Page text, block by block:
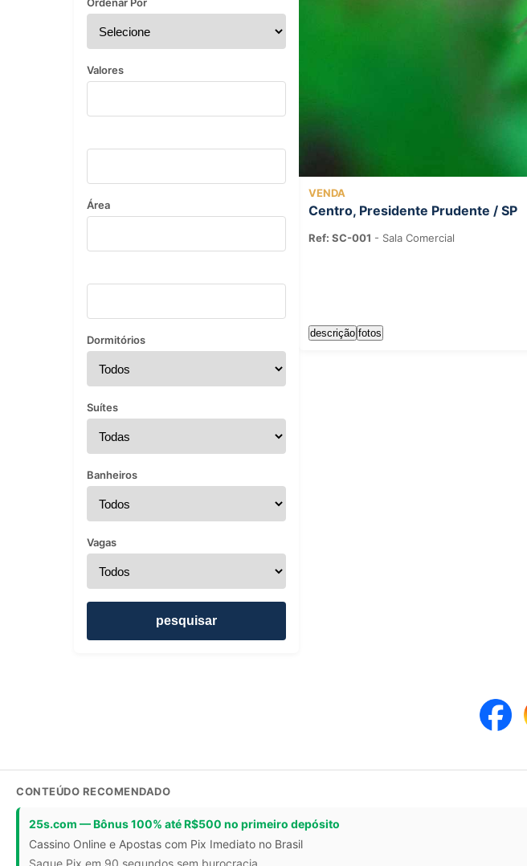
Valores
Área
Dormitórios
Suítes
Banheiros
Vagas
pesquisar
VENDA
Centro, Presidente Prudente / SP
Ref: SC-001 - Sala Comercial
descrição fotos
CONTEÚDO RECOMENDADO
25s.com — Bônus 100% até R$500 no primeiro depósito
Cassino Online e Apostas com Pix Imediato no Brasil
Saque Pix em 90 segundos sem burocracia